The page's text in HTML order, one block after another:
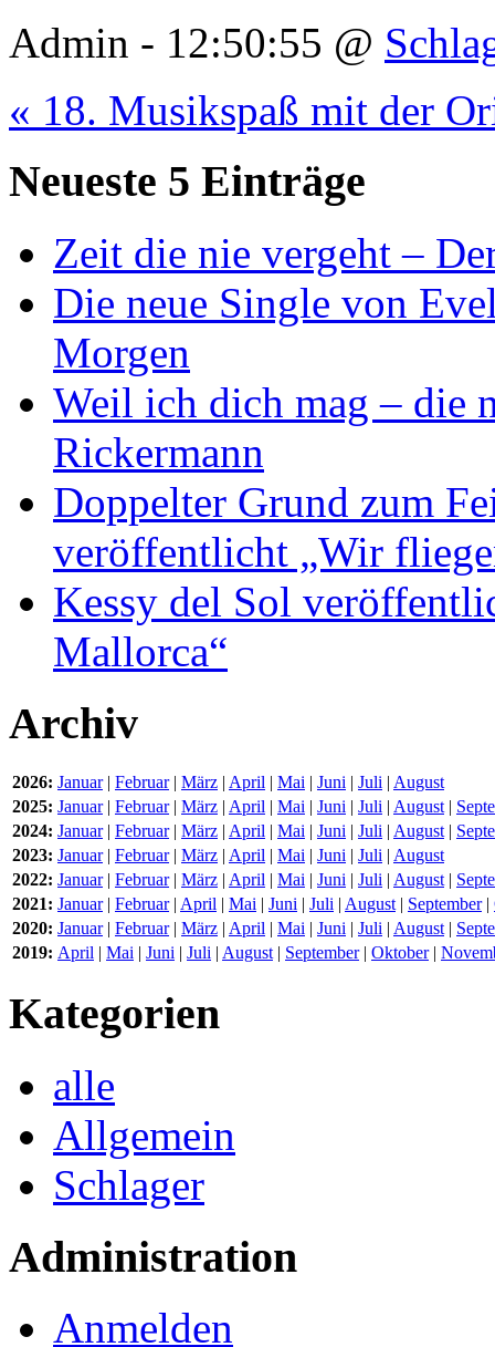
Admin - 12:50:55 @
« 18. Musikspaß mit der
Neueste 5 Einträge
Zeit die nie vergeht –
Die neue Single von
Morgen
Weil ich dich mag – die
Rickermann
Doppelter Grund zum
veröffentlicht „Wir
Kessy del Sol
Mallorca“
Archiv
2026: Januar| Februar| März | April | Mai | Juni | Juli | August
2025: Januar| Februar| März | April | Mai | Juni | Juli | August|
2024: Januar| Februar| März | April | Mai | Juni | Juli | August|
2023: Januar| Februar| März | April | Mai | Juni | Juli | August
2022: Januar| Februar| März | April | Mai | Juni | Juli | August|
2021: Januar| Februar| April | Mai | Juni | Juli | August| September|
2020: Januar| Februar| März | April | Mai | Juni | Juli | August|
2019: April | Mai | Juni | Juli | August| September| Oktober|
Kategorien
alle
Allgemein
Schlager
Administration
Anmelden